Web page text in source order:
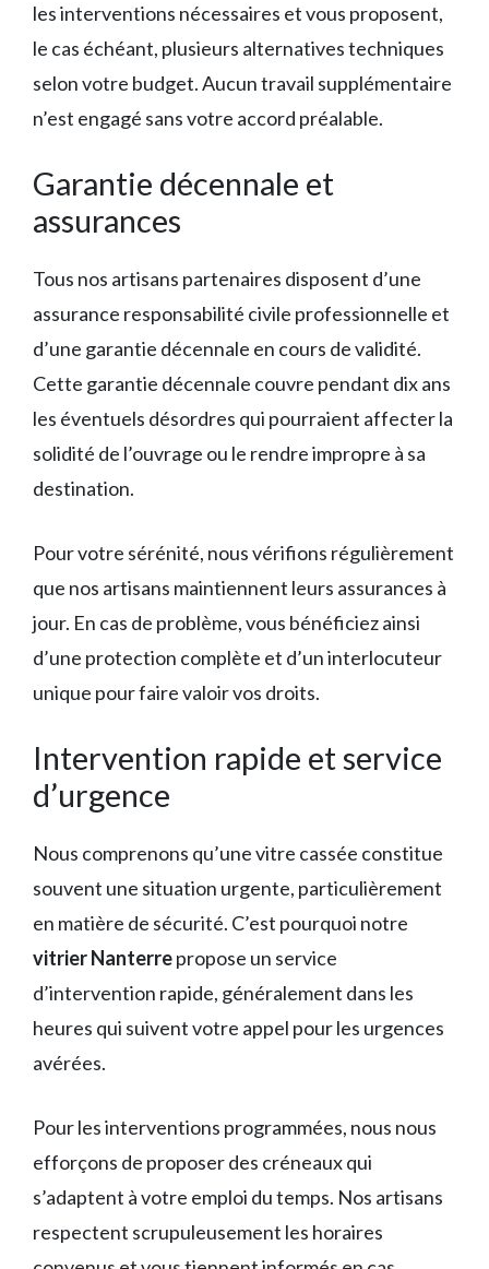
les interventions nécessaires et vous proposent,
le cas échéant, plusieurs alternatives techniques
selon votre budget. Aucun travail supplémentaire
n’est engagé sans votre accord préalable.
Garantie décennale et
assurances
Tous nos artisans partenaires disposent d’une
assurance responsabilité civile professionnelle et
d’une garantie décennale en cours de validité.
Cette garantie décennale couvre pendant dix ans
les éventuels désordres qui pourraient affecter la
solidité de l’ouvrage ou le rendre impropre à sa
destination.
Pour votre sérénité, nous vérifions régulièrement
que nos artisans maintiennent leurs assurances à
jour. En cas de problème, vous bénéficiez ainsi
d’une protection complète et d’un interlocuteur
unique pour faire valoir vos droits.
Intervention rapide et service
d’urgence
Nous comprenons qu’une vitre cassée constitue
souvent une situation urgente, particulièrement
en matière de sécurité. C’est pourquoi notre
vitrier Nanterrepropose un service
d’intervention rapide, généralement dans les
heures qui suivent votre appel pour les urgences
avérées.
Pour les interventions programmées, nous nous
efforçons de proposer des créneaux qui
s’adaptent à votre emploi du temps. Nos artisans
respectent scrupuleusement les horaires